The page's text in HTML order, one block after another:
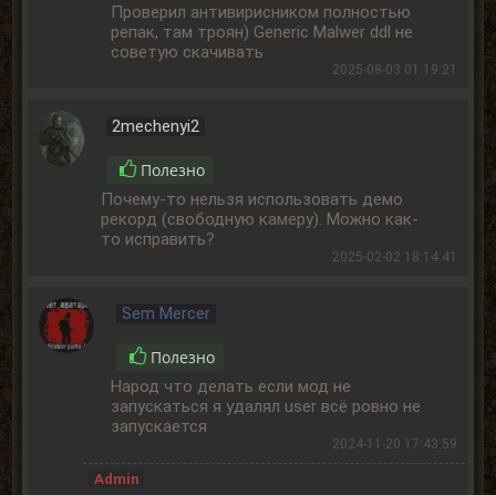
Проверил антивирисником полностью
репак, там троян) Generic Malwer ddl не
советую скачивать
2025-08-03 01:19:21
2mechenyi2
Полезно
Почему-то нельзя использовать демо
рекорд (свободную камеру). Можно как-
то исправить?
2025-02-02 18:14:41
Sem Mercer
Полезно
Народ что делать если мод не
запускаться я удалял user всё ровно не
запускается
2024-11-20 17:43:59
Admin